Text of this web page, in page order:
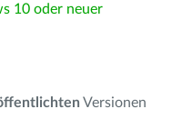
10 oder neuer
Versionen